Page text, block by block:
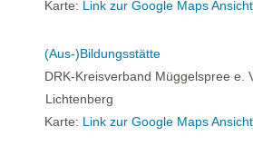
Karte: Link zur Google Maps Ansicht
(Aus-)Bildungsstätte
DRK-Kreisverband Müggelspree e.
Lichtenberg
Karte: Link zur Google Maps Ansicht